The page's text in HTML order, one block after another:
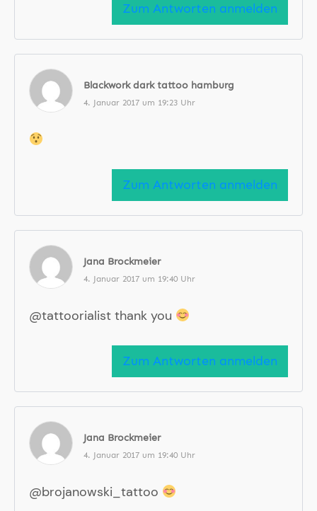
Zum Antworten anmelden
Blackwork dark tattoo hamburg
4. Januar 2017 um 19:23 Uhr
Zum Antworten anmelden
Jana Brockmeier
4. Januar 2017 um 19:40 Uhr
@tattoorialist thank you
Zum Antworten anmelden
Jana Brockmeier
4. Januar 2017 um 19:40 Uhr
@brojanowski_tattoo